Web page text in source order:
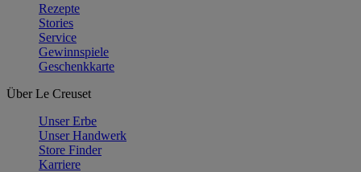
Rezepte
Stories
Service
Gewinnspiele
Geschenkkarte
Über Le Creuset
Unser Erbe
Unser Handwerk
Store Finder
Karriere